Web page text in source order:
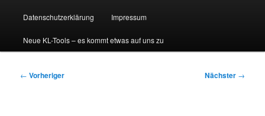
Datenschutzerklärung Impressum
Neue KL-Tools – es kommt etwas auf uns zu
Beitragsnavigation
← Vorheriger Nächster →